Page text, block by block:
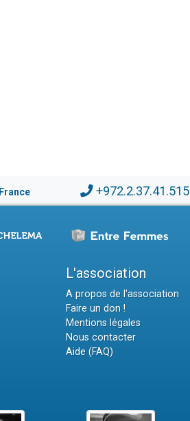
France +972.2.37.41.515
L'association
A propos de l'association
Faire un don !
Mentions légales
Nous contacter
Aide (FAQ)